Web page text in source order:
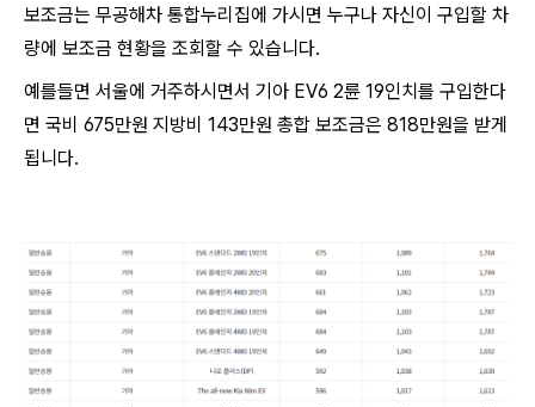
보조금는 무공해차 통합누리집에 가시면 누구나 자신이 구입할 차
량에 보조금 현황을 조회할 수 있습니다.
예를들면 서울에 거주하시면서 기아 EV6 2륜 19인치를 구입한다
면 국비 675만원 지방비 143만원 총합 보조금은 818만원을 받게
됩니다.